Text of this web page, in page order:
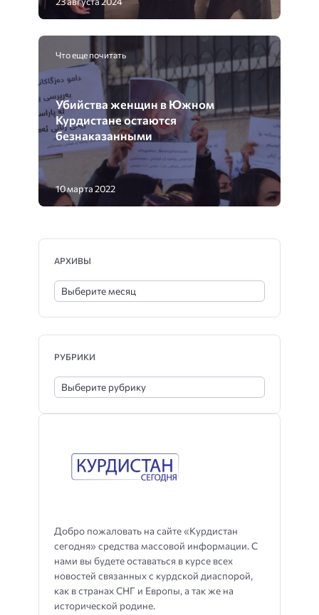
Что еще почитать
Убийства женщин в Южном
Курдистане остаются
безнаказанными
10 марта 2022
Добро пожаловать на сайте «Курдистан
сегодня» средства массовой информации. С
нами вы будете оставаться в курсе всех
новостей связанных с курдской диаспорой,
как в странах СНГ и Европы, а так же на
исторической родине.
АРХИВЫ
РУБРИКИ